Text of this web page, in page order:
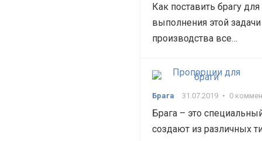
Как поставить брагу
выполнения этой
производства все…
Брага 31.07.2019 • 0
Брага – это
создают из различных